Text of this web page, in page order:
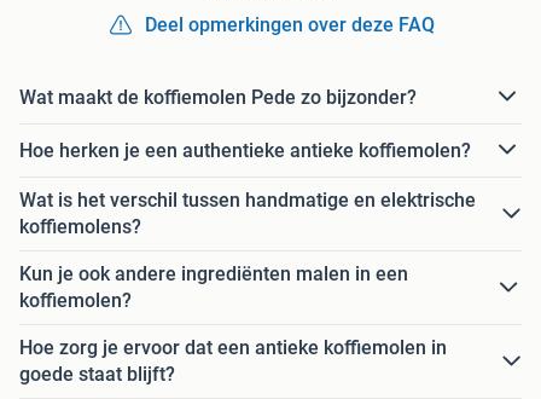
Deel opmerkingen over deze FAQ
Wat maakt de koffiemolen Pede zo bijzonder?
Hoe herken je een authentieke antieke koffiemolen?
Wat is het verschil tussen handmatige en elektrische
koffiemolens?
Kun je ook andere ingrediënten malen in een
koffiemolen?
Hoe zorg je ervoor dat een antieke koffiemolen in
goede staat blijft?